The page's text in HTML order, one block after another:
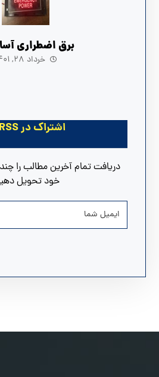
برق اضطراری
خرداد ۲۸, ۱۴۰۱
اشتراک در RSS ها
دریافت تمام آخرین مطالب را چند
خود تحویل